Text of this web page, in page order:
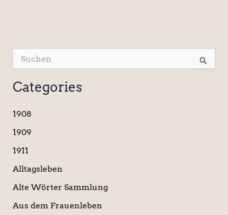
u
c
h
n
a
h
Categories
1908
1909
1911
Alltagsleben
Alte Wörter Sammlung
Aus dem Frauenleben